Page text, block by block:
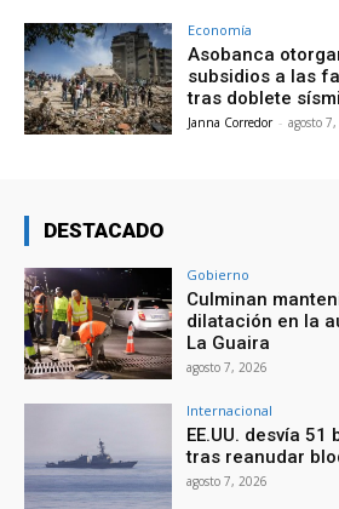
Economía
Asobanca
subsidios a las
tras doblete
Janna Corredor - agosto
DESTACADO
Gobierno
Culminan
dilatación en la
La Guaira
agosto 7, 2026
Internacional
EE.UU. desvía
tras reanudar
agosto 7, 2026